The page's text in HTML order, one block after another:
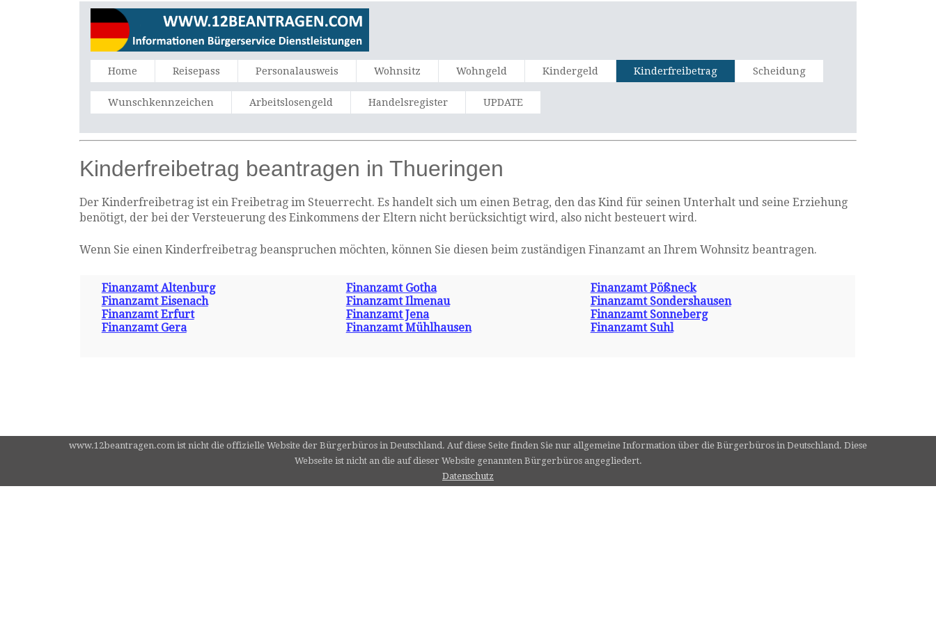
Home Reisepass Personalausweis Wohnsitz Wohngeld Kindergeld Kinderfreibetrag Scheidung
Wunschkennzeichen Arbeitslosengeld Handelsregister UPDATE
Kinderfreibetrag beantragen in Thueringen
Der Kinderfreibetrag ist ein Freibetrag im Steuerrecht. Es handelt sich um einen Betrag, den das Kind für seinen Unterhalt und seine Erziehung
benötigt, der bei der Versteuerung des Einkommens der Eltern nicht berücksichtigt wird, also nicht besteuert wird.
Wenn Sie einen Kinderfreibetrag beanspruchen möchten, können Sie diesen beim zuständigen Finanzamt an Ihrem Wohnsitz beantragen.
Finanzamt Altenburg
Finanzamt Eisenach
Finanzamt Erfurt
Finanzamt Gera
Finanzamt Gotha
Finanzamt Ilmenau
Finanzamt Jena
Finanzamt Mühlhausen
Finanzamt Pößneck
Finanzamt Sondershausen
Finanzamt Sonneberg
Finanzamt Suhl
www.12beantragen.com ist nicht die offizielle Website der Bürgerbüros in Deutschland. Auf diese Seite finden Sie nur allgemeine Information über die Bürgerbüros in Deutschland. Diese
Webseite ist nicht an die auf dieser Website genannten Bürgerbüros angegliedert.
Datenschutz